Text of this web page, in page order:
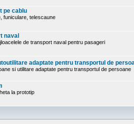
pe cablu
funiculare, telescaune
naval
de transport naval pentru pasageri
adaptate pentru transportul de
si utilitare adaptate pentru transportul de persoane
la prototip